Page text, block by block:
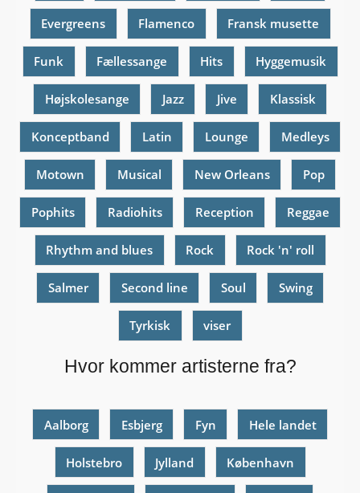
Evergreens Flamenco Fransk musette
Funk Fællessange Hits Hyggemusik
Højskolesange Jazz Jive Klassisk
Konceptband Latin Lounge Medleys
Motown Musical New Orleans Pop
Pophits Radiohits Reception Reggae
Rhythm and blues Rock Rock 'n' roll
Salmer Second line Soul Swing
Tyrkisk viser
Hvor kommer artisterne fra?
Aalborg Esbjerg Fyn Hele landet
Holstebro Jylland København